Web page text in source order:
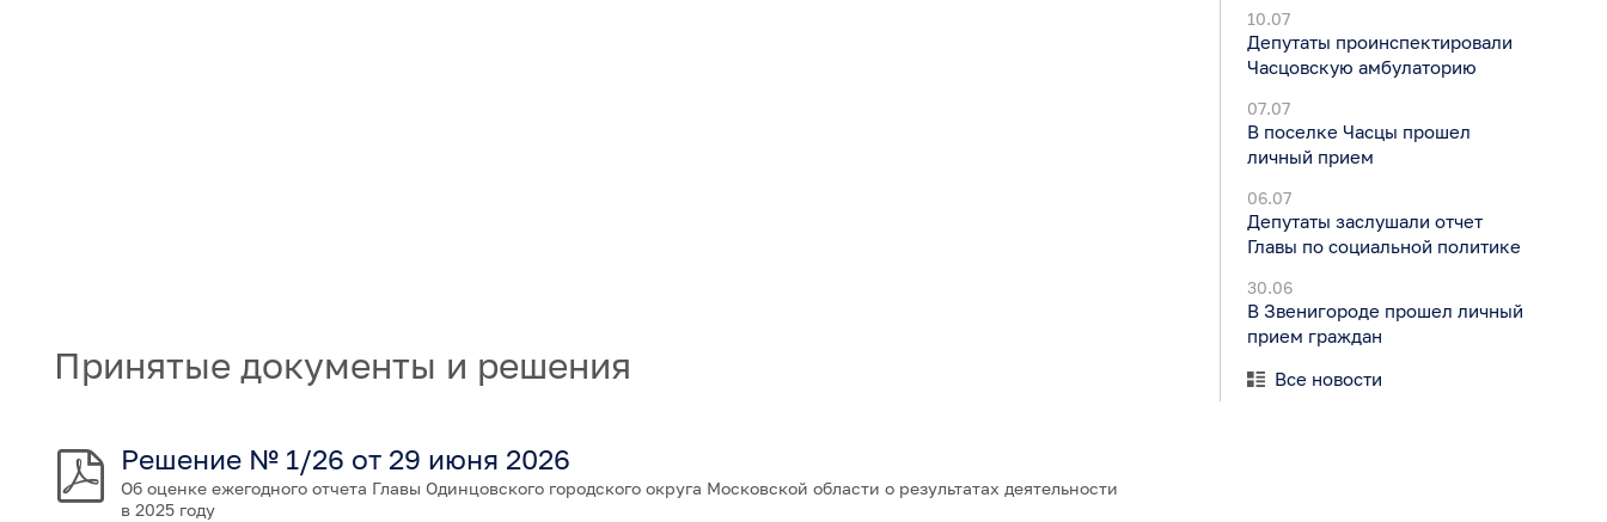
Принятые документы и решения
Решение № 1/26 от 29 июня 2026
Об оценке ежегодного отчета Главы Одинцовского городского округа Московской области о результатах деятельности
в 2025 году
10.07
Депутаты проинспектировали
Часцовскую амбулаторию
07.07
В поселке Часцы прошел
личный прием
06.07
Депутаты заслушали отчет
Главы по социальной политике
30.06
В Звенигороде прошел личный
прием граждан
Все новости